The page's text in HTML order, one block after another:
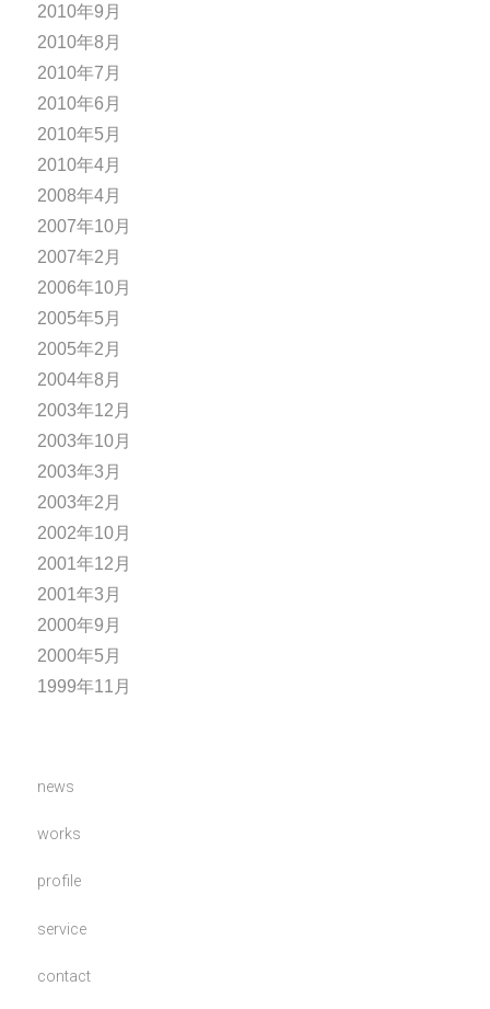
2010年9月
2010年8月
2010年7月
2010年6月
2010年5月
2010年4月
2008年4月
2007年10月
2007年2月
2006年10月
2005年5月
2005年2月
2004年8月
2003年12月
2003年10月
2003年3月
2003年2月
2002年10月
2001年12月
2001年3月
2000年9月
2000年5月
1999年11月
news
works
profile
service
contact